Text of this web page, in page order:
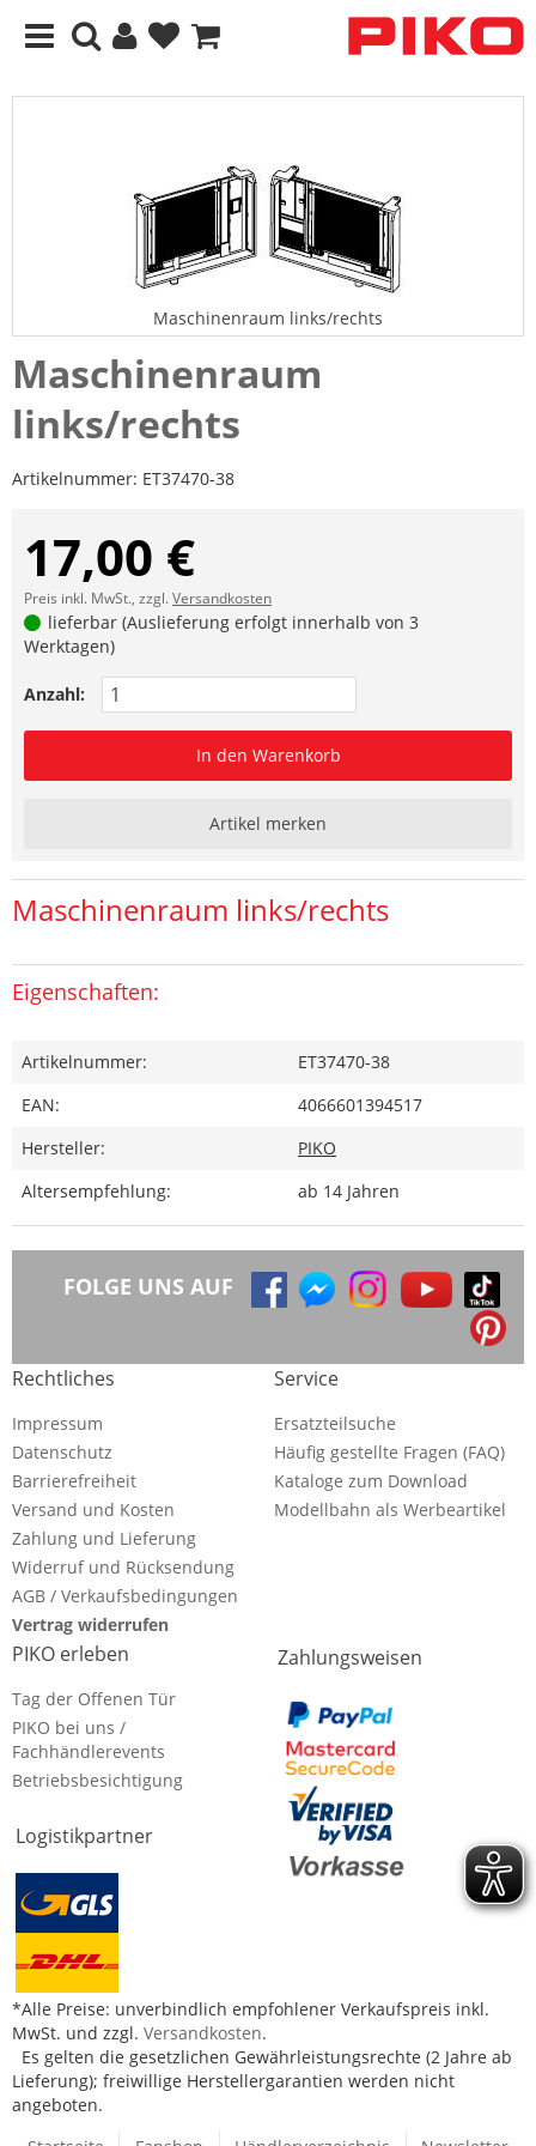
Maschinenraum links/rechts
Maschinenraum
links/rechts
Artikelnummer: ET37470-38
17,00 €
Preis inkl. MwSt., zzgl.Versandkosten
lieferbar (Auslieferung erfolgt innerhalb von 3
Werktagen)
Anzahl:
In den Warenkorb
Artikel merken
Maschinenraum links/rechts
Eigenschaften:
Artikelnummer:
ET37470-38
EAN:
4066601394517
Hersteller:
PIKO
Altersempfehlung:
ab 14 Jahren
FOLGE UNS AUF
Rechtliches
Impressum
Datenschutz
Barrierefreiheit
Versand und Kosten
Zahlung und Lieferung
Widerruf und Rücksendung
AGB / Verkaufsbedingungen
Vertrag widerrufen
Service
Ersatzteilsuche
Häufig gestellte Fragen (FAQ)
Kataloge zum Download
Modellbahn als Werbeartikel
PIKO erleben
Tag der Offenen Tür
PIKO bei uns /
Fachhändlerevents
Betriebsbesichtigung
Logistikpartner
Zahlungsweisen
*Alle Preise: unverbindlich empfohlener Verkaufspreis inkl.
MwSt. und zzgl. Versandkosten.
Es gelten die gesetzlichen Gewährleistungsrechte (2 Jahre ab
Lieferung); freiwillige Herstellergarantien werden nicht
angeboten.